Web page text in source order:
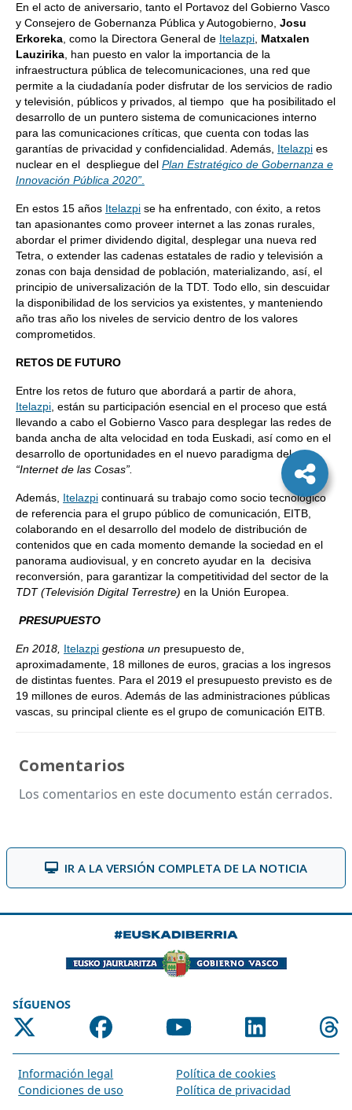
En el acto de aniversario, tanto el Portavoz del Gobierno Vasco
y Consejero de Gobernanza Pública y Autogobierno, Josu
Erkoreka , como la Directora General de Itelazpi Matxalen
Lauzirika , han puesto en valor la importancia de la
infraestructura pública de telecomunicaciones, una red que
permite a la ciudadanía poder disfrutar de los servicios de radio
y televisión, públicos y privados, al tiempo que ha posibilitado el
desarrollo de un puntero sistema de comunicaciones interno
para las comunicaciones críticas, que cuenta con todas las
garantías de privacidad y confidencialidad. Además, Itelazpi es
nuclear en el despliegue del Plan Estratégico de Gobernanza e
Innovación Pública 2020”
En estos 15 años Itelazpi se ha enfrentado, con éxito, a retos
tan apasionantes como proveer internet a las zonas rurales,
abordar el primer dividendo digital, desplegar una nueva red
Tetra, o extender las cadenas estatales de radio y televisión a
zonas con baja densidad de población, materializando, así, el
principio de universalización de la TDT. Todo ello, sin descuidar
la disponibilidad de los servicios ya existentes, y manteniendo
año tras año los niveles de servicio dentro de los valores
comprometidos.
RETOS DE FUTURO
Entre los retos de futuro que abordará a partir de ahora,
Itelazpi están su participación esencial en el proceso que está
llevando a cabo el Gobierno Vasco para desplegar las redes de
banda ancha de alta velocidad en toda Euskadi, así como en el
desarrollo de oportunidades en el nuevo paradigma del
“Internet de las Cosas”.
Además, Itelazpi continuará su trabajo como socio tecnológico
de referencia para el grupo público de comunicación, EITB,
colaborando en el desarrollo del modelo de distribución de
contenidos que en cada momento demande la sociedad en el
panorama audiovisual, y en concreto ayudar en la decisiva
reconversión, para garantizar la competitividad del sector de la
TDT (Televisión Digital Terrestre) en la Unión Europea.
PRESUPUESTO
En 2018, Itelazpi gestiona un presupuesto de,
aproximadamente, 18 millones de euros, gracias a los ingresos
de distintas fuentes. Para el 2019 el presupuesto previsto es de
19 millones de euros. Además de las administraciones públicas
vascas, su principal cliente es el grupo de comunicación EITB.
Comentarios
Los comentarios en este documento están cerrados.
IR A LA VERSIÓN COMPLETA DE LA NOTICIA
SÍGUENOS
Información legal
Política de cookies
Condiciones de uso
Política de privacidad